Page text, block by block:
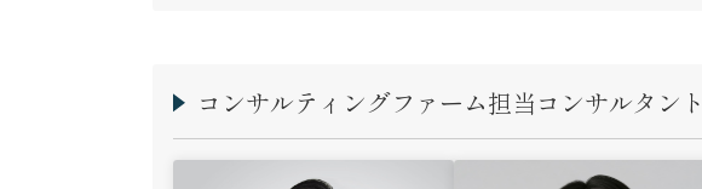
コンサルティングファーム担当コンサルタント